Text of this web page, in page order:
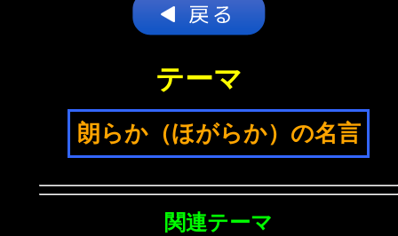
テーマ
朗らか（ほがらか）の名言
関連テーマ